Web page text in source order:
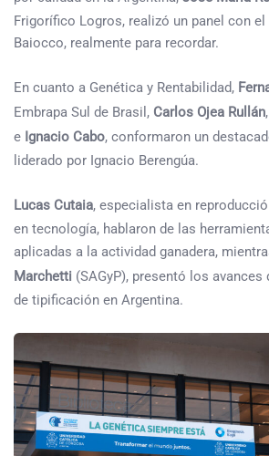
Frigorífico Logros, realizó un panel con
Baiocco, realmente para recordar.
En cuanto a Genética y Rentabilidad,
Embrapa Sul de Brasil, Carlos Ojea Rullán,
e Ignacio Cabo, conformaron un
liderado por Ignacio Berengúa.
Lucas Cutaia, especialista en
en tecnología, hablaron de las
aplicadas a la actividad ganadera,
Marchetti (SAGyP), presentó los
de tipificación en Argentina.